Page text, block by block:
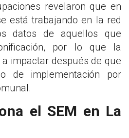
revelaron que en
está trabajando en la red
datos de aquellos que
por lo que la
impactar después de que
de implementación por
el SEM en La